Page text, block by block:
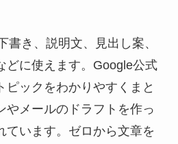
書き、説明文、見出し案、
どに使えます。Google公式
ピックをわかりやすくまと
やメールのドラフトを作っ
ています。ゼロから文章を